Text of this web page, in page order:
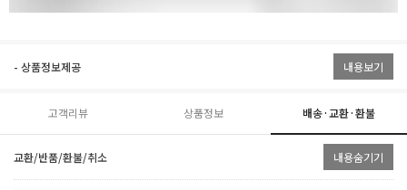
- 상품정보제공 내용보기
고객리뷰 상품정보 배송·교환·환불
교환/반품/환불/취소 내용숨기기